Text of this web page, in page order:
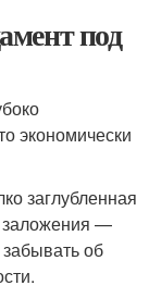
под
экономически
заглубленная
заложения —
об